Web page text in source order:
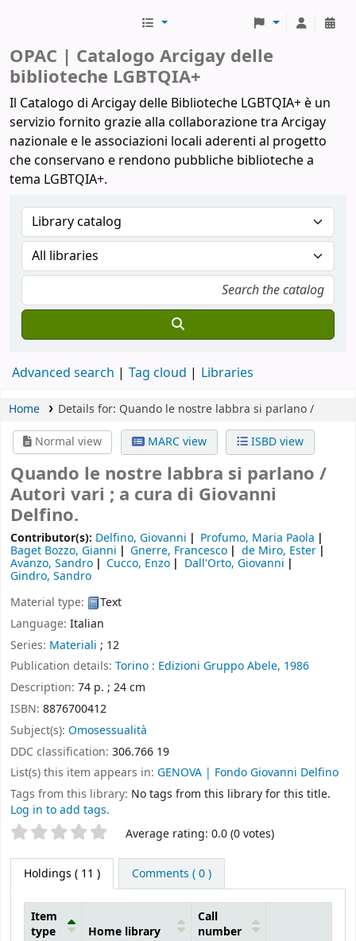
OPAC | Catalogo Arcigay delle
biblioteche LGBTQIA+
Il Catalogo di Arcigay delle Biblioteche LGBTQIA+ è un
servizio fornito grazie alla collaborazione tra Arcigay
nazionale e le associazioni locali aderenti al progetto
che conservano e rendono pubbliche biblioteche a
tema LGBTQIA+.
Advanced search Tag cloud Libraries
Home Details for: Quando le nostre labbra si parlano /
Normal view
MARC view ISBD view
Quando le nostre labbra si parlano /
Autori vari ; a cura di Giovanni
Delfino.
Contributor(s): Delfino, Giovanni Profumo, Maria Paola
Baget Bozzo, Gianni Gnerre, Francesco de Miro, Ester
Avanzo, Sandro Cucco, Enzo Dall'Orto, Giovanni
Gindro, Sandro
Material type:
Text
Language: Italian
Series: Materiali ; 12
Publication details: Torino : Edizioni Gruppo Abele, 1986
Description: 74 p. ; 24 cm
ISBN: 8876700412
Subject(s): Omosessualità
DDC classification: 306.766 19
List(s) this item appears in: GENOVA | Fondo Giovanni Delfino
Tags from this library: No tags from this library for this title.
Log in to add tags.
Star ratings Average rating: 0.0 (0 votes)
Holdings ( 11 ) Comments ( 0 )
Item
type
Home library
Call
number